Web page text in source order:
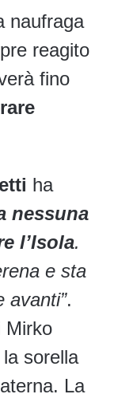
naufraga
reagito
fino
ha
nessuna
l’Isola.
e sta
avanti”.
Mirko
sorella
La